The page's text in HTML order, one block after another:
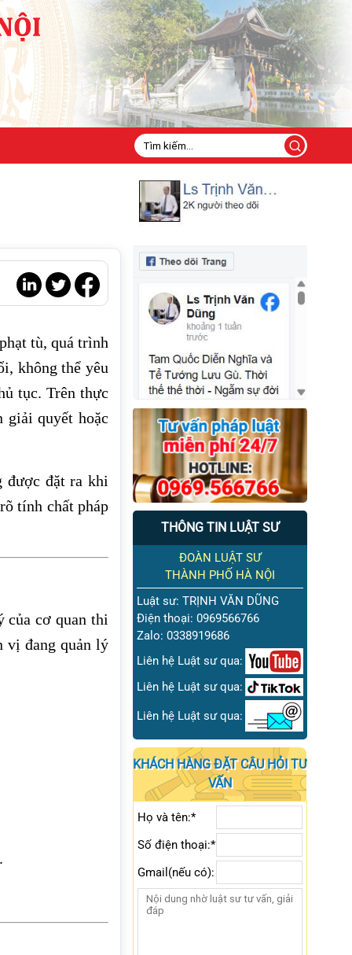
tù, quá trình
không thể yêu
tục. Trên thực
giải quyết hoặc
đặt ra khi
tính chất pháp
của cơ quan thi
vị đang quản lý
THÔNG TIN LUẬT SƯ
ĐOÀN LUẬT SƯ
THÀNH PHỐ HÀ NỘI
Luật sư: TRỊNH VĂN DŨNG
Điện thoại: 0969566766
Zalo: 0338919686
Liên hệ Luật sư qua:
Liên hệ Luật sư qua:
Liên hệ Luật sư qua:
KHÁCH HÀNG ĐẶT CÂU HỎI TƯ
VẤN
Họ và tên:*
Số điện thoại:*
Gmail(nếu có):